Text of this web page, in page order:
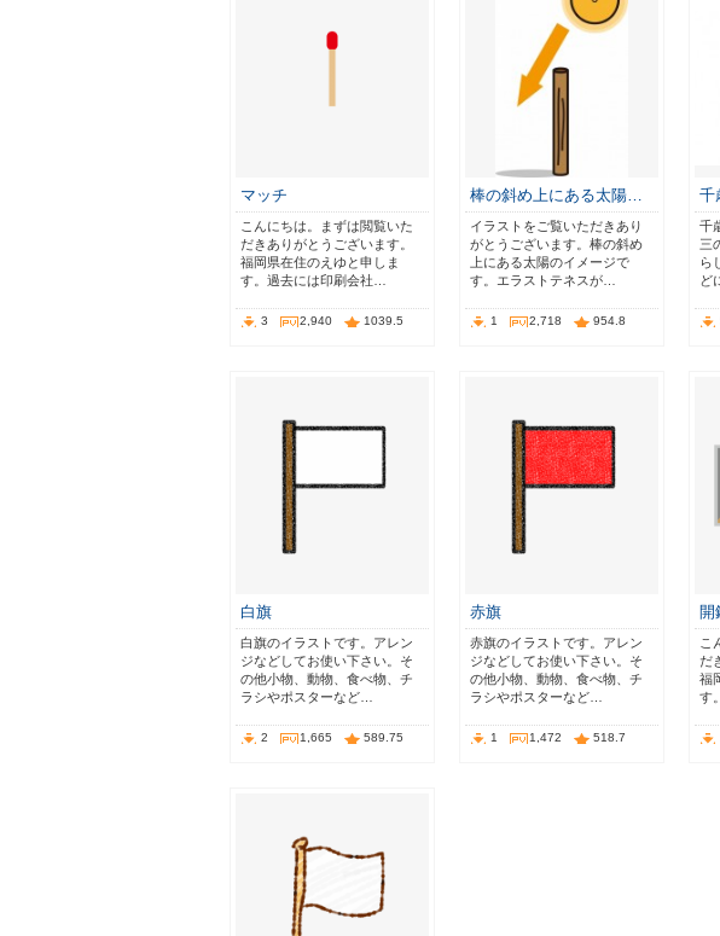
マッチ
こんにちは。まずは閲覧いた
だきありがとうございます。
福岡県在住のえゆと申しま
す。過去には印刷会社…
3 2,940 1039.5
棒の斜め上にある太陽…
イラストをご覧いただきあり
がとうございます。棒の斜め
上にある太陽のイメージで
す。エラストテネスが…
1 2,718 954.8
千
千
三
ら
ど
白旗
白旗のイラストです。アレン
ジなどしてお使い下さい。そ
の他小物、動物、食べ物、チ
ラシやポスターなど…
2 1,665 589.75
赤旗
赤旗のイラストです。アレン
ジなどしてお使い下さい。そ
の他小物、動物、食べ物、チ
ラシやポスターなど…
1 1,472 518.7
開
こ
だ
福
す